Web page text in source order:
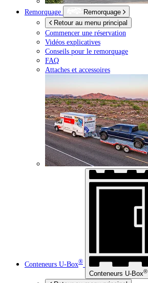
Remorquage
Remorquage
Retour au menu principal
Commencer une réservation
Vidéos explicatives
Conseils pour le remorquage
FAQ
Attaches et accessoires
Conteneurs U-Box®
Conteneurs U-Box®